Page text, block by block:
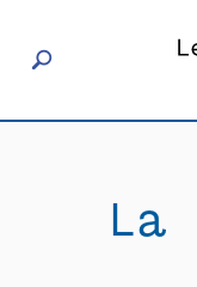
ÉditeursLa